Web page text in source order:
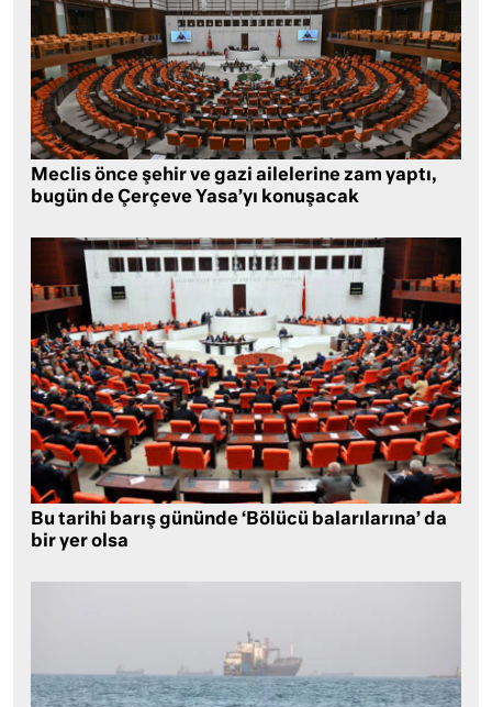
Meclis önce şehir ve gazi ailelerine zam yaptı,
bugün de Çerçeve Yasa’yı konuşacak
Bu tarihi barış gününde ‘Bölücü balarılarına’ da
bir yer olsa